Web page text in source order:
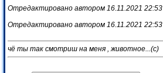
Отредактировано автором 16.11.2021 22:53
Отредактировано автором 16.11.2021 22:53
чё ты так смотриш на меня , животное...(с)